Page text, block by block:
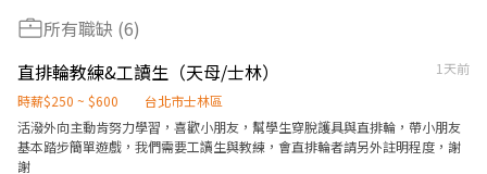
所有職缺 (6)
直排輪教練&工讀生（天母/士林）
1天前
時薪$250 ~ $600
台北市士林區
活潑外向主動肯努力學習，喜歡小朋友，幫學生穿脫護具與直排輪，帶小朋友
基本踏步簡單遊戲，我們需要工讀生與教練，會直排輪者請另外註明程度，謝
謝